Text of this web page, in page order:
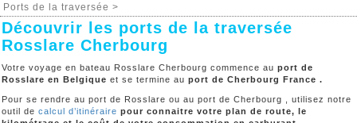
Ports de la traversée >
Découvrir les ports de la traversée
Rosslare Cherbourg
Votre voyage en bateau Rosslare Cherbourg commence au port de
Rosslare en Belgique et se termine au port de Cherbourg France .
Pour se rendre au port de Rosslare ou au port de Cherbourg , utilisez notre
outil de calcul d’itinéraire pour connaitre votre plan de route, le